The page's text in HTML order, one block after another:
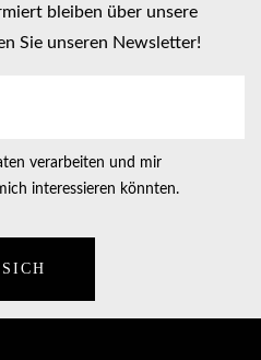
bleiben über unsere
Sie unseren Newsletter!
verarbeiten und mir
interessieren könnten.